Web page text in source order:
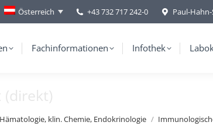
Österreich +43 732 717 242-0 Paul-
Fachinformationen Infothek
(direkt)
Hämatologie, klin. Chemie, Endokrinologie